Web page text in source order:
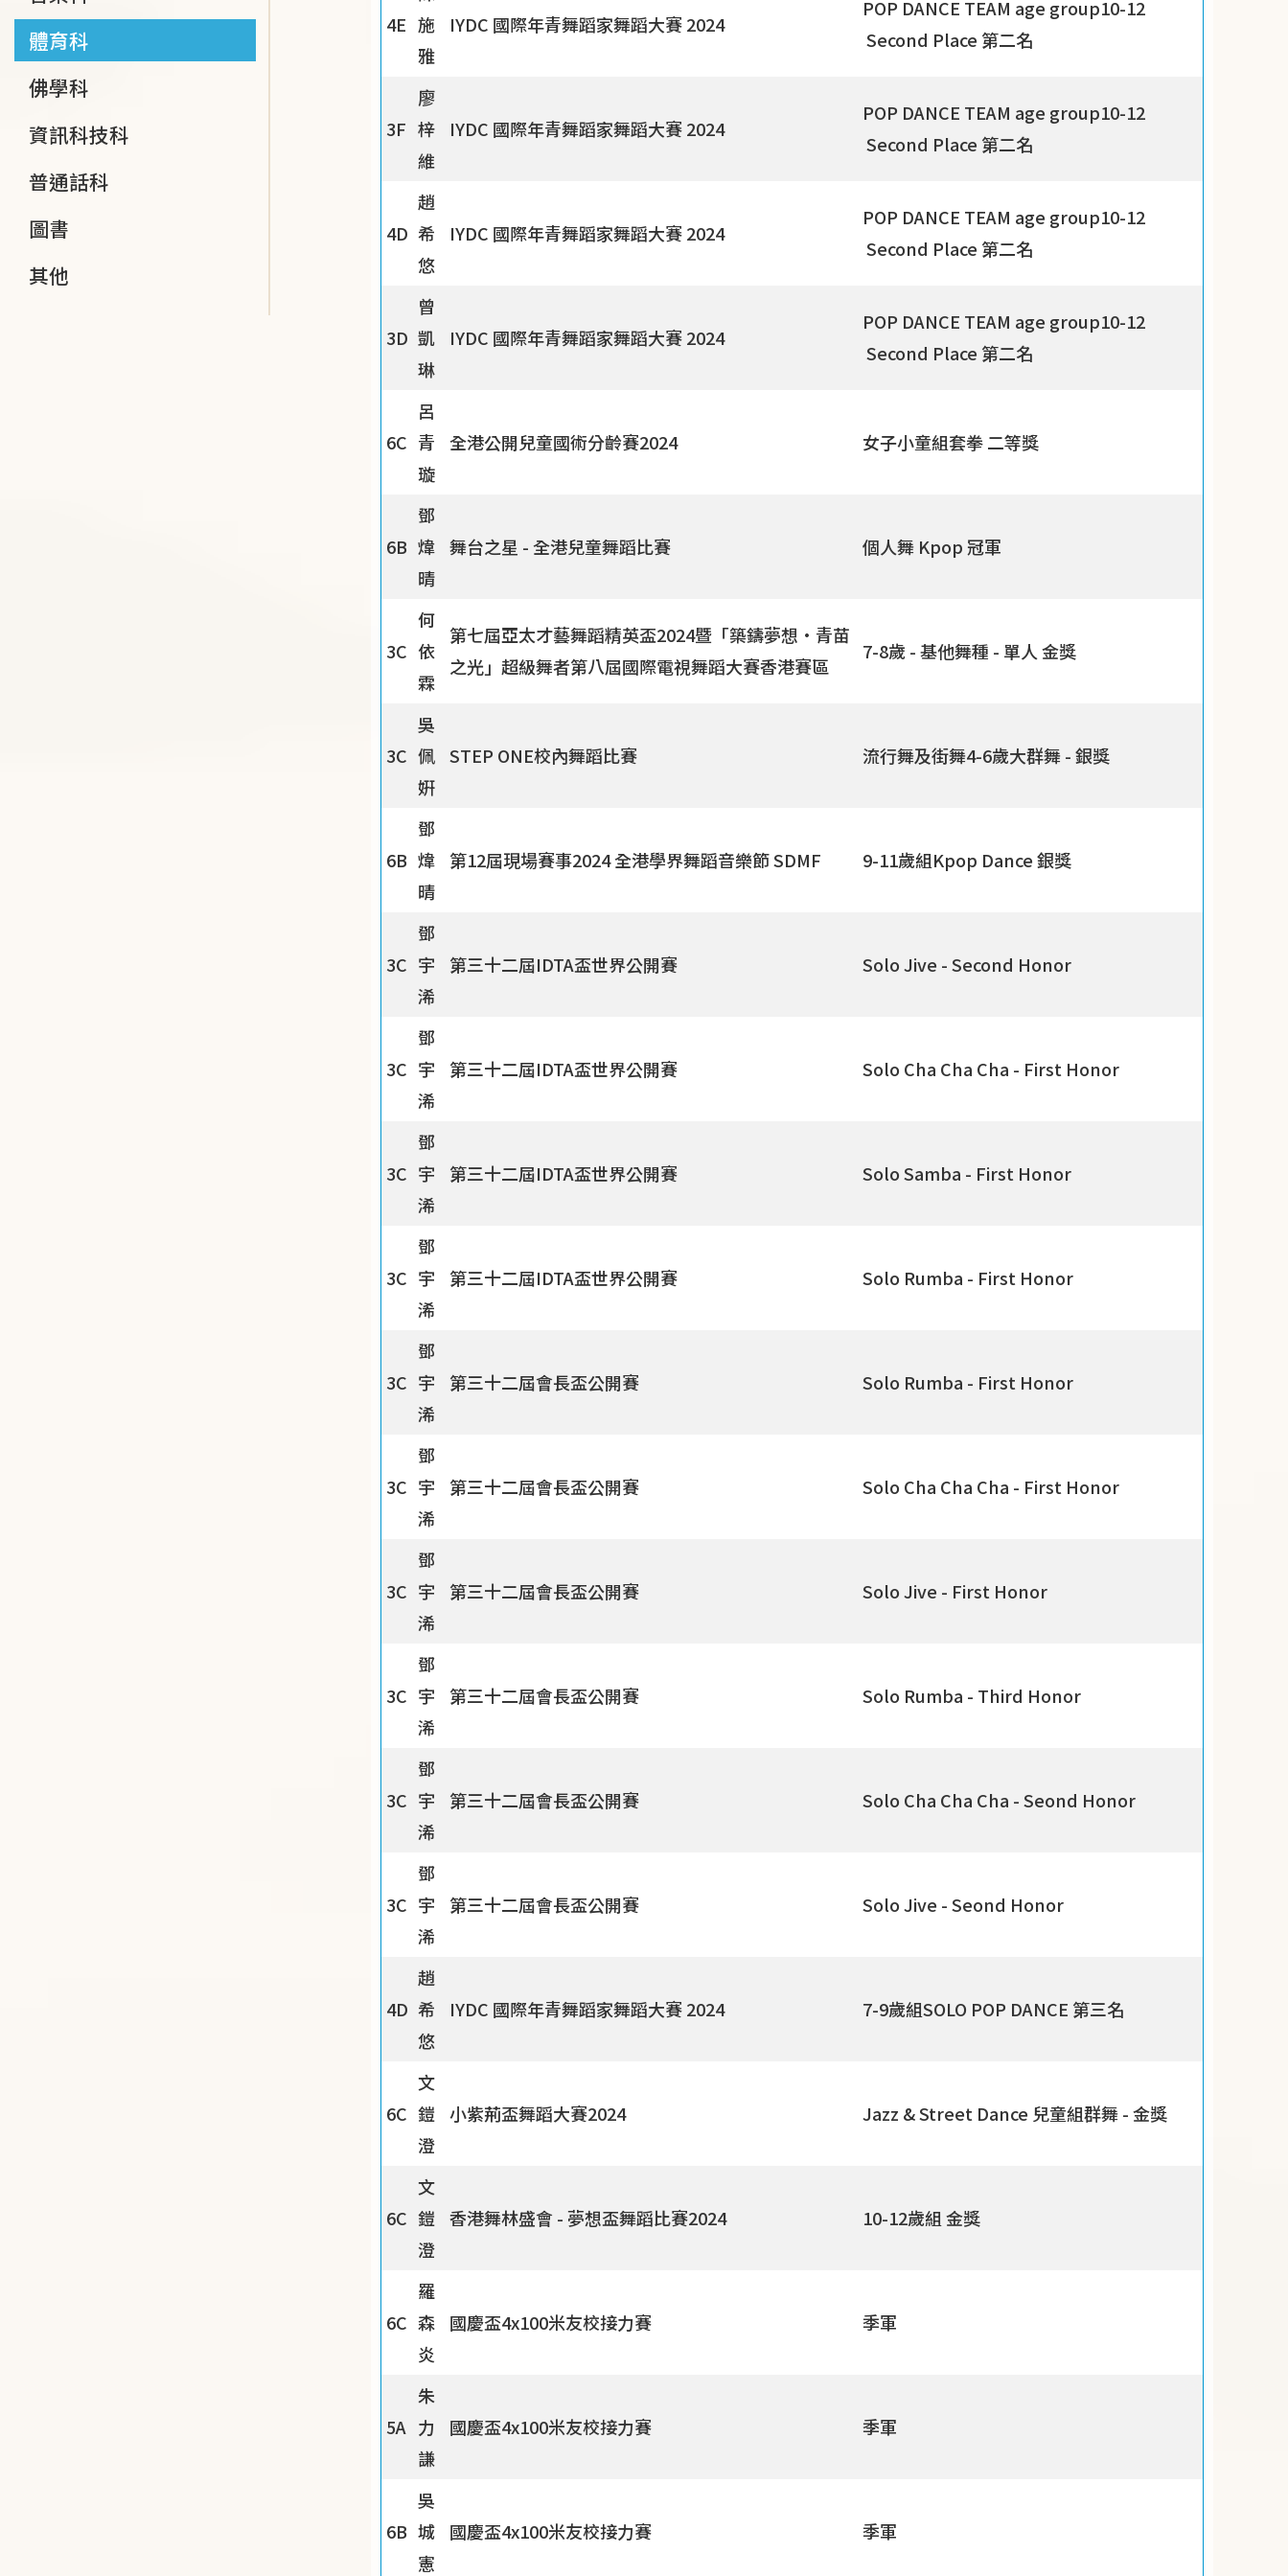
4E 施
雅
IYDC 國際年青舞蹈家舞蹈大賽 2024
POP DANCE TEAM age group10-12
Second Place 第二名
3F
廖
梓
維
IYDC 國際年青舞蹈家舞蹈大賽 2024
POP DANCE TEAM age group10-12
Second Place 第二名
4D
趙
希
悠
IYDC 國際年青舞蹈家舞蹈大賽 2024
POP DANCE TEAM age group10-12
Second Place 第二名
3D
曾
凱
琳
IYDC 國際年青舞蹈家舞蹈大賽 2024
POP DANCE TEAM age group10-12
Second Place 第二名
6C
呂
青
璇
全港公開兒童國術分齡賽2024 女子小童組套拳 二等獎
6B
鄧
煒
晴
舞台之星 - 全港兒童舞蹈比賽 個人舞 Kpop 冠軍
3C
何
依
霖
第七屆亞太才藝舞蹈精英盃2024暨「築鑄夢想·青苗
之光」超級舞者第八屆國際電視舞蹈大賽香港賽區
7-8歲 - 基他舞種 - 單人 金獎
3C
吳
佩
姸
STEP ONE校內舞蹈比賽 流行舞及街舞4-6歲大群舞 - 銀獎
6B
鄧
煒
晴
第12屆現場賽事2024 全港學界舞蹈音樂節 SDMF 9-11歲組Kpop Dance 銀獎
3C
鄧
宇
浠
第三十二屆IDTA盃世界公開賽 Solo Jive - Second Honor
3C
鄧
宇
浠
第三十二屆IDTA盃世界公開賽 Solo Cha Cha Cha - First Honor
3C
鄧
宇
浠
第三十二屆IDTA盃世界公開賽 Solo Samba - First Honor
3C
鄧
宇
浠
第三十二屆IDTA盃世界公開賽 Solo Rumba - First Honor
3C
鄧
宇
浠
第三十二屆會長盃公開賽 Solo Rumba - First Honor
3C
鄧
宇
浠
第三十二屆會長盃公開賽 Solo Cha Cha Cha - First Honor
3C
鄧
宇
浠
第三十二屆會長盃公開賽 Solo Jive - First Honor
3C
鄧
宇
浠
第三十二屆會長盃公開賽 Solo Rumba - Third Honor
3C
鄧
宇
浠
第三十二屆會長盃公開賽 Solo Cha Cha Cha - Seond Honor
3C
鄧
宇
浠
第三十二屆會長盃公開賽 Solo Jive - Seond Honor
4D
趙
希
悠
IYDC 國際年青舞蹈家舞蹈大賽 2024 7-9歲組SOLO POP DANCE 第三名
6C
文
鎧
澄
小紫荊盃舞蹈大賽2024 Jazz & Street Dance 兒童組群舞 - 金獎
6C
文
鎧
澄
香港舞林盛會 - 夢想盃舞蹈比賽2024 10-12歲組 金獎
6C
羅
森
炎
國慶盃4x100米友校接力賽 季軍
5A
朱
力
謙
國慶盃4x100米友校接力賽 季軍
6B
吳
城
憲
國慶盃4x100米友校接力賽 季軍
體育科
佛學科
資訊科技科
普通話科
圖書
其他